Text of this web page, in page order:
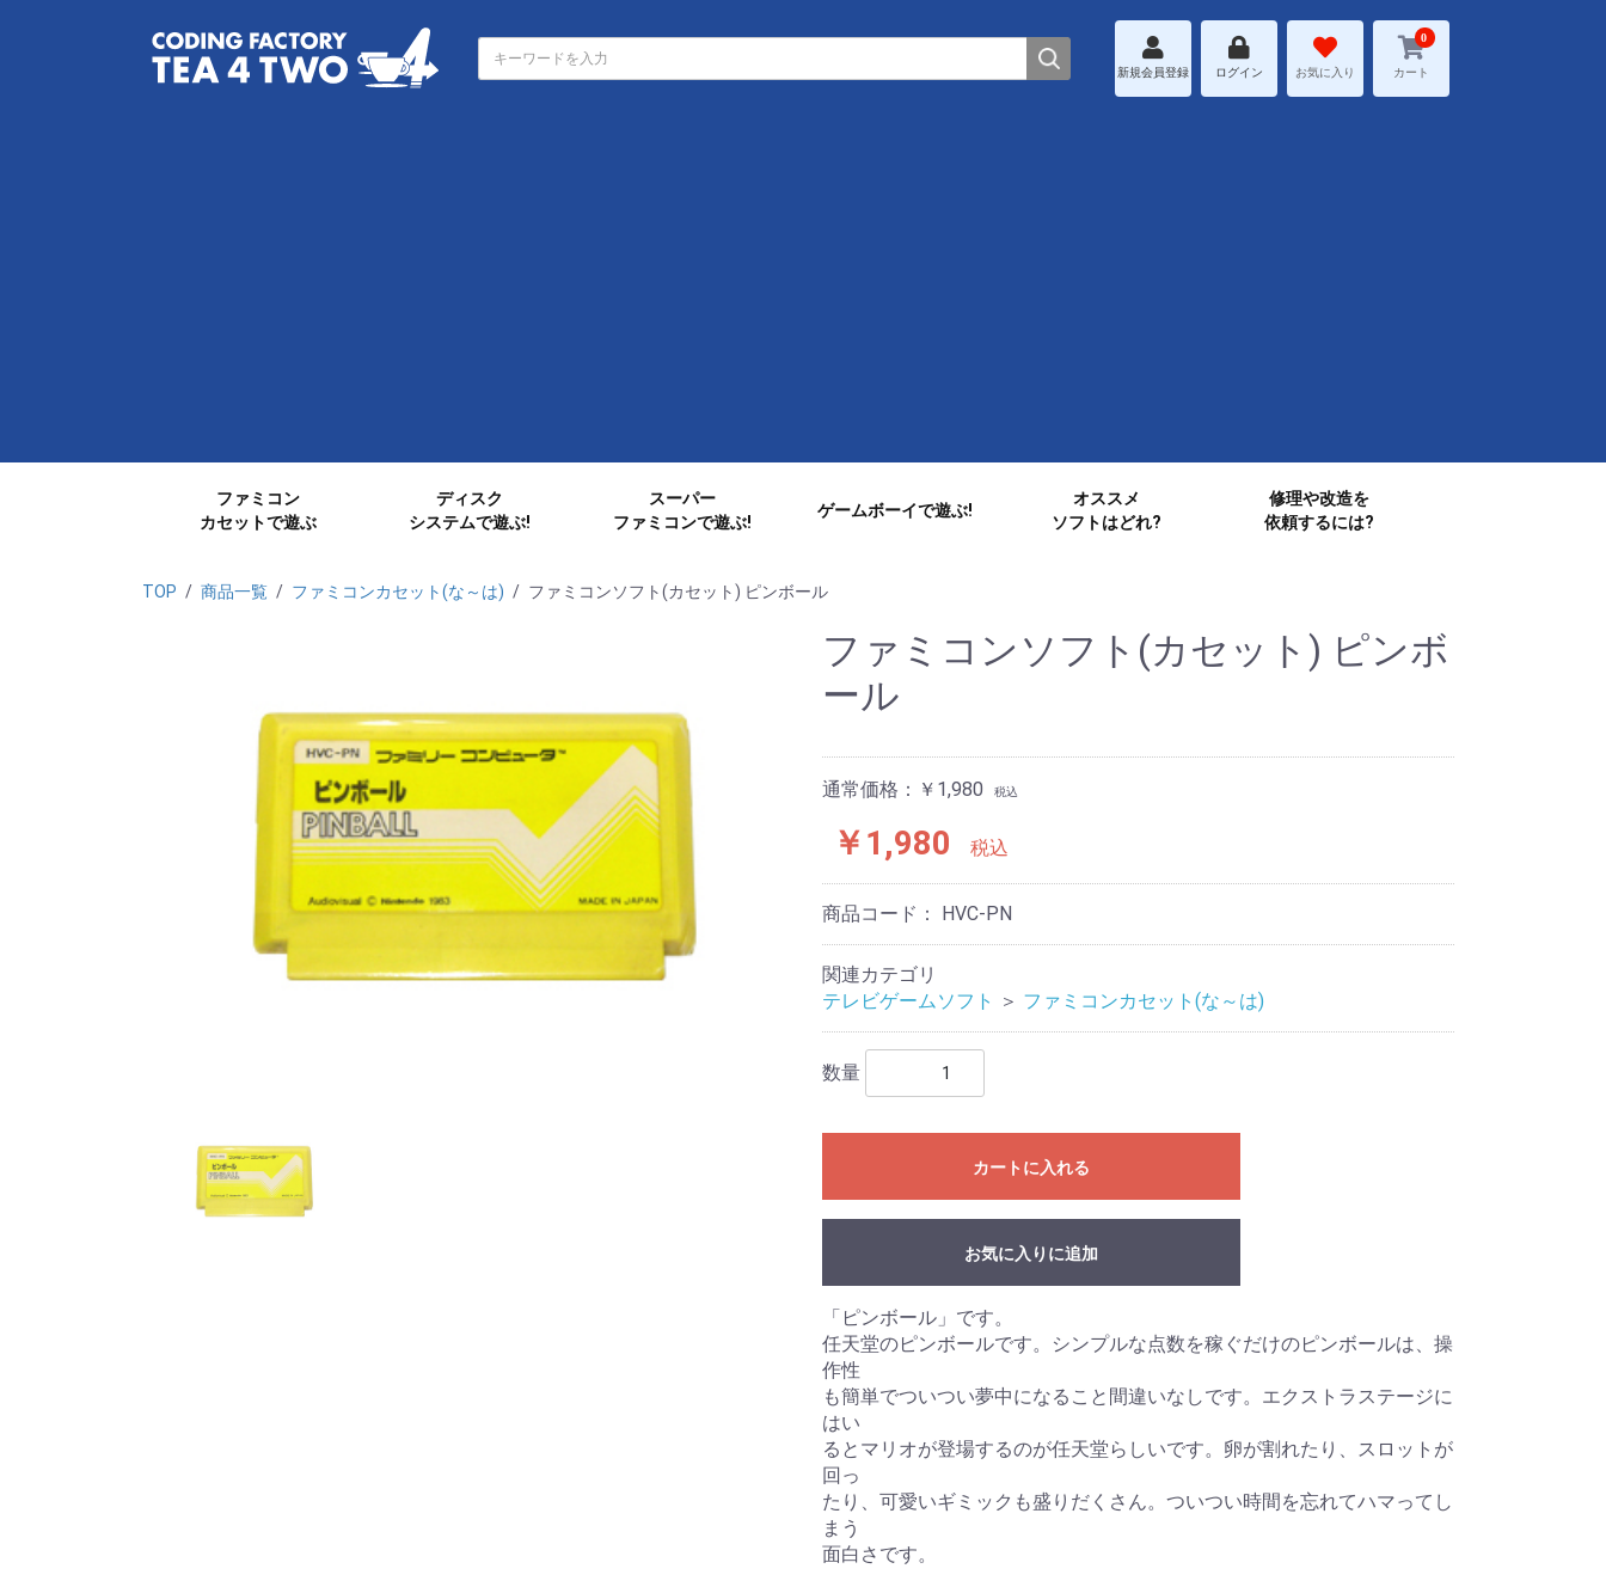
新規会員登録 ログイン お気に入り
0
カート
ファミコン
カセットで遊ぶ
ディスク
システムで遊ぶ!
スーパー
ファミコンで遊ぶ!
ゲームボーイで遊ぶ!
オススメ
ソフトはどれ?
修理や改造を
依頼するには?
TOP / 商品一覧 / ファミコンカセット(な～は) / ファミコンソフト(カセット) ピンボール
ファミコンソフト(カセット) ピンボ
ール
通常価格：￥1,980 税込
￥1,980 税込
商品コード： HVC-PN
関連カテゴリ
テレビゲームソフト
＞ ファミコンカセット(な～は)
数量
カートに入れる
お気に入りに追加
「ピンボール」です。
任天堂のピンボールです。シンプルな点数を稼ぐだけのピンボールは、操
作性
も簡単でついつい夢中になること間違いなしです。エクストラステージに
はい
るとマリオが登場するのが任天堂らしいです。卵が割れたり、スロットが
回っ
たり、可愛いギミックも盛りだくさん。ついつい時間を忘れてハマってし
まう
面白さです。